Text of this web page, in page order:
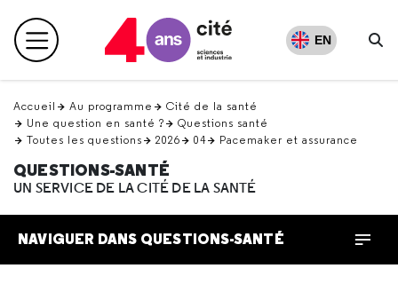
en
haut Menu principal EN
Accueil Au programme
Cité de la santé
Une question en santé ?
Questions santé
Toutes les questions
2026 04 Pacemaker et assurance
QUESTIONS-SANTÉ
UN SERVICE DE LA CITÉ DE LA SANTÉ
NAVIGUER DANS QUESTIONS-SANTÉ